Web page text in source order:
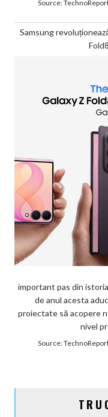
Source:
Samsung
important pas din
de anul acesta
proiectate să acopere
nivel
Source: